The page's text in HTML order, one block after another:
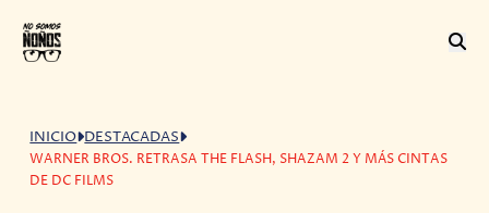
INICIO DESTACADAS
WARNER BROS. RETRASA THE FLASH, SHAZAM 2 Y MÁS CINTAS
DE DC FILMS